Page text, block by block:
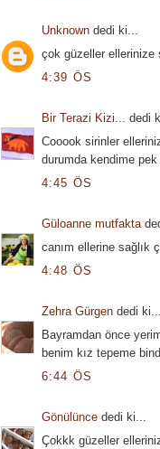
Unknowndedi ki...
çok güzeller ellerinize
4:39 ÖS
Bir Terazi Kizi...
dedi
Cooook sirinler
durumda kendime
4:45 ÖS
Güloanne mutfakta
canım ellerine sağlık
4:48 ÖS
Zehra Gürgendedi ki...
Bayramdan önce
benim kız tepeme
6:44 ÖS
Gönülüncededi ki...
Çokkk güzeller